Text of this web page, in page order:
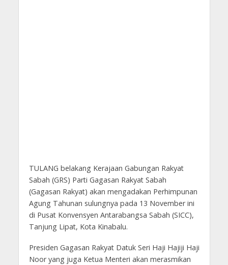
TULANG belakang Kerajaan Gabungan Rakyat
Sabah (GRS) Parti Gagasan Rakyat Sabah
(Gagasan Rakyat) akan mengadakan Perhimpunan
Agung Tahunan sulungnya pada 13 November ini
di Pusat Konvensyen Antarabangsa Sabah (SICC),
Tanjung Lipat, Kota Kinabalu.
Presiden Gagasan Rakyat Datuk Seri Haji Hajiji Haji
Noor yang juga Ketua Menteri akan merasmikan